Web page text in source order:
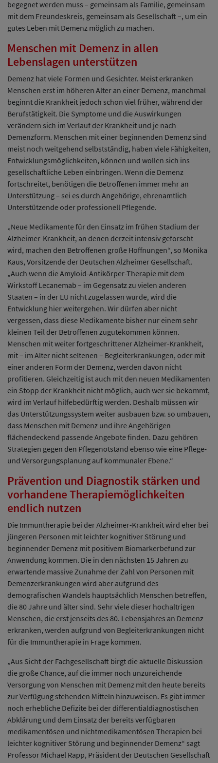
begegnet werden muss – gemeinsam als Familie, gemeinsam
mit dem Freundeskreis, gemeinsam als Gesellschaft –, um ein
gutes Leben mit Demenz möglich zu machen.
Menschen mit Demenz in allen
Lebenslagen unterstützen
Demenz hat viele Formen und Gesichter. Meist erkranken
Menschen erst im höheren Alter an einer Demenz, manchmal
beginnt die Krankheit jedoch schon viel früher, während der
Berufstätigkeit. Die Symptome und die Auswirkungen
verändern sich im Verlauf der Krankheit und je nach
Demenzform. Menschen mit einer beginnenden Demenz sind
meist noch weitgehend selbstständig, haben viele Fähigkeiten,
Entwicklungsmöglichkeiten, können und wollen sich ins
gesellschaftliche Leben einbringen. Wenn die Demenz
fortschreitet, benötigen die Betroffenen immer mehr an
Unterstützung – sei es durch Angehörige, ehrenamtlich
Unterstützende oder professionell Pflegende.
„Neue Medikamente für den Einsatz im frühen Stadium der
Alzheimer-Krankheit, an denen derzeit intensiv geforscht
wird, machen den Betroffenen große Hoffnungen“, so Monika
Kaus, Vorsitzende der Deutschen Alzheimer Gesellschaft.
„Auch wenn die Amyloid-Antikörper-Therapie mit dem
Wirkstoff Lecanemab – im Gegensatz zu vielen anderen
Staaten – in der EU nicht zugelassen wurde, wird die
Entwicklung hier weitergehen. Wir dürfen aber nicht
vergessen, dass diese Medikamente bisher nur einem sehr
kleinen Teil der Betroffenen zugutekommen können.
Menschen mit weiter fortgeschrittener Alzheimer-Krankheit,
mit – im Alter nicht seltenen – Begleiterkrankungen, oder mit
einer anderen Form der Demenz, werden davon nicht
profitieren. Gleichzeitig ist auch mit den neuen Medikamenten
ein Stopp der Krankheit nicht möglich, auch wer sie bekommt,
wird im Verlauf hilfebedürftig werden. Deshalb müssen wir
das Unterstützungssystem weiter ausbauen bzw. so umbauen,
dass Menschen mit Demenz und ihre Angehörigen
flächendeckend passende Angebote finden. Dazu gehören
Strategien gegen den Pflegenotstand ebenso wie eine Pflege-
und Versorgungsplanung auf kommunaler Ebene.“
Prävention und Diagnostik stärken und
vorhandene Therapiemöglichkeiten
endlich nutzen
Die Immuntherapie bei der Alzheimer-Krankheit wird eher bei
jüngeren Personen mit leichter kognitiver Störung und
beginnender Demenz mit positivem Biomarkerbefund zur
Anwendung kommen. Die in den nächsten 15 Jahren zu
erwartende massive Zunahme der Zahl von Personen mit
Demenzerkrankungen wird aber aufgrund des
demografischen Wandels hauptsächlich Menschen betreffen,
die 80 Jahre und älter sind. Sehr viele dieser hochaltrigen
Menschen, die erst jenseits des 80. Lebensjahres an Demenz
erkranken, werden aufgrund von Begleiterkrankungen nicht
für die Immuntherapie in Frage kommen.
„Aus Sicht der Fachgesellschaft birgt die aktuelle Diskussion
die große Chance, auf die immer noch unzureichende
Versorgung von Menschen mit Demenz mit den heute bereits
zur Verfügung stehenden Mitteln hinzuweisen. Es gibt immer
noch erhebliche Defizite bei der differentialdiagnostischen
Abklärung und dem Einsatz der bereits verfügbaren
medikamentösen und nichtmedikamentösen Therapien bei
leichter kognitiver Störung und beginnender Demenz“ sagt
Professor Michael Rapp, Präsident der Deutschen Gesellschaft